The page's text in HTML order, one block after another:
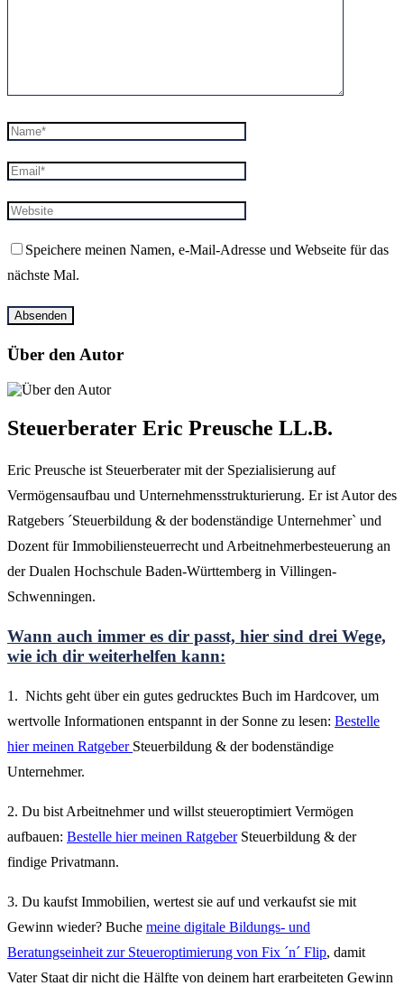
Speichere meinen Namen, e-Mail-Adresse und Webseite für das
nächste Mal.
Über den Autor
Steuerberater Eric Preusche LL.B.
Eric Preusche ist Steuerberater mit der Spezialisierung auf
Vermögensaufbau und Unternehmensstrukturierung. Er ist Autor des
Ratgebers ´Steuerbildung & der bodenständige Unternehmer` und
Dozent für Immobiliensteuerrecht und Arbeitnehmerbesteuerung an
der Dualen Hochschule Baden-Württemberg in Villingen-
Schwenningen.
Wann auch immer es dir passt, hier sind drei Wege,
wie ich dir weiterhelfen kann:
1. Nichts geht über ein gutes gedrucktes Buch im Hardcover, um
wertvolle Informationen entspannt in der Sonne zu lesen: Bestelle
hier meinen Ratgeber Steuerbildung & der bodenständige
Unternehmer.
2. Du bist Arbeitnehmer und willst steueroptimiert Vermögen
aufbauen: Bestelle hier meinen RatgeberSteuerbildung & der
findige Privatmann.
3. Du kaufst Immobilien, wertest sie auf und verkaufst sie mit
Gewinn wieder? Buche meine digitale Bildungs- und
Beratungseinheit zur Steueroptimierung von Fix ´n´ Flip, damit
Vater Staat dir nicht die Hälfte von deinem hart erarbeiteten Gewinn